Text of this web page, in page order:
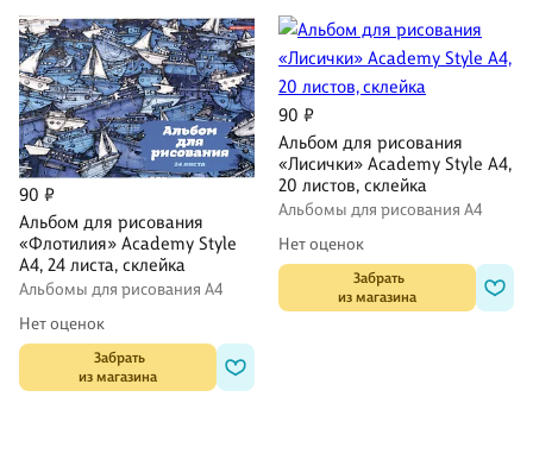
90 ₽
Альбом для рисования
«Флотилия» Academy Style
А4, 24 листа, склейка
Альбомы для рисования А4
Нет оценок
Забрать
из магазина
90 ₽
Альбом для рисования
«Лисички» Academy Style А4,
20 листов, склейка
Альбомы для рисования А4
Нет оценок
Забрать
из магазина